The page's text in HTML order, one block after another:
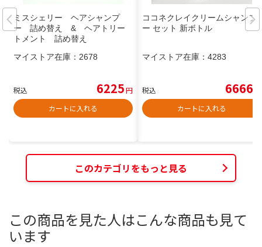
ミスシェリー ヘアシャンプ
ー 詰め替え & ヘアトリー
トメント 詰め替え
マイストア在庫： 2678
税込 6225円
カートに入れる
ココネクレイクリームシャンプ
ー セット 新ボトル
マイストア在庫： 4283
税込 6666
カートに入れる
このカテゴリをもっと見る
この商品を見た人はこんな商品も見て
います